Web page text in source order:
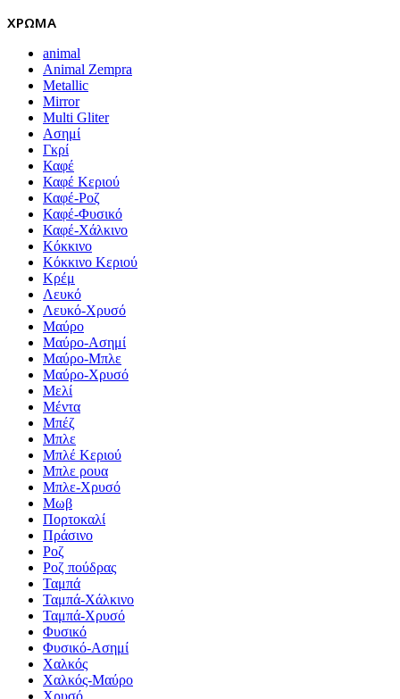
ΧΡΩΜΑ
animal
Animal Zempra
Metallic
Mirror
Multi Gliter
Ασημί
Γκρί
Καφέ
Καφέ Κεριού
Καφέ-Ροζ
Καφέ-Φυσικό
Καφέ-Χάλκινο
Κόκκινο
Κόκκινο Κεριού
Κρέμ
Λευκό
Λευκό-Χρυσό
Μαύρο
Μαύρο-Ασημί
Μαύρο-Μπλε
Μαύρο-Χρυσό
Μελί
Μέντα
Μπέζ
Μπλε
Μπλέ Κεριού
Μπλε ρουα
Μπλε-Χρυσό
Μωβ
Πορτοκαλί
Πράσινο
Ροζ
Ροζ πούδρας
Ταμπά
Ταμπά-Χάλκινο
Ταμπά-Χρυσό
Φυσικό
Φυσικό-Ασημί
Χαλκός
Χαλκός-Μαύρο